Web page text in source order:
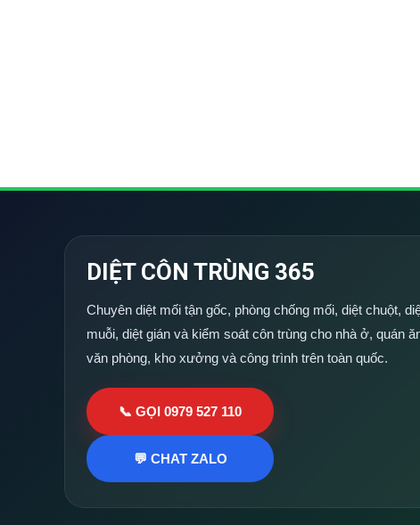
DIỆT CÔN TRÙNG 365
Chuyên diệt mối tận gốc, phòng chống mối, diệt chuột,
muỗi, diệt gián và kiểm soát côn trùng cho nhà ở, quán
văn phòng, kho xưởng và công trình trên toàn quốc.
📞 GỌI 0979 527 110
💬 CHAT ZALO